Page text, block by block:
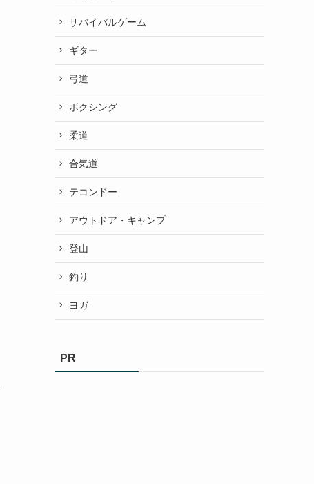
サバイバルゲーム
ギター
弓道
ボクシング
柔道
合気道
テコンドー
アウトドア・キャンプ
登山
釣り
ヨガ
PR